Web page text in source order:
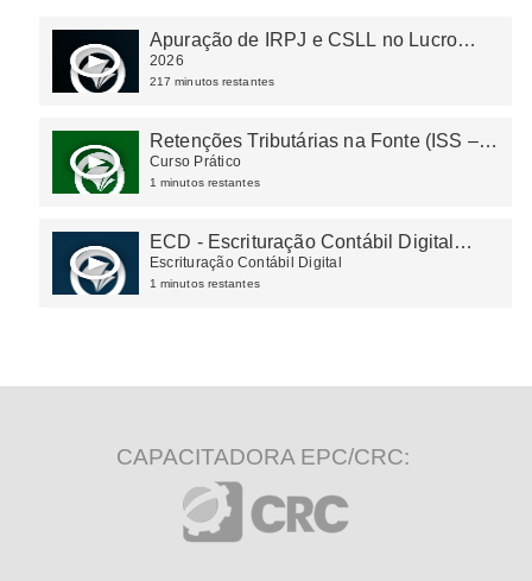
Apuração de IRPJ e CSLL no Lucro
Real e Presumido
2026
217 minutos restantes
Retenções Tributárias na Fonte (ISS –
IRRF – CSRF – INSS)
Curso Prático
1 minutos restantes
ECD - Escrituração Contábil Digital
2025
Escrituração Contábil Digital
1 minutos restantes
CAPACITADORA EPC/CRC: